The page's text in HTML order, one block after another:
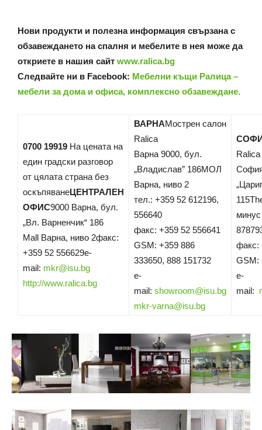
Нови продукти и полезна информация свързана с
обзавеждането на спалня и мебелите в нея може да
откриете в нашия сайт www.ralica.bg
Следвайте ни в Facebook: Мебелни къщи Ралица –
мебели за дома и офиса, комплексно обзавеждане.
0700 19919 На цената на
един градски разговор
от цялата страна без
оскъпяванеЦЕНТРАЛЕН
ОФИС9000 Варна, бул.
„Вл. Варненчик“ 186
Mall Варна, ниво 2факс:
+359 52 556629e-
mail: mkr@isu.bg
http://www.ralica.bg
ВАРНАМострен салон
Ralica
Варна 9000, бул.
„Владислав” 186МОЛ
Варна, ниво 2
тел.: +359 52 612196,
556640
факс: +359 52 556641
GSM: +359 886
333650, 888 151732
e-
mail: showroom@isu.bg
mkr-varna@isu.bg
Ralica
факс:
GSM:
e-
mail: